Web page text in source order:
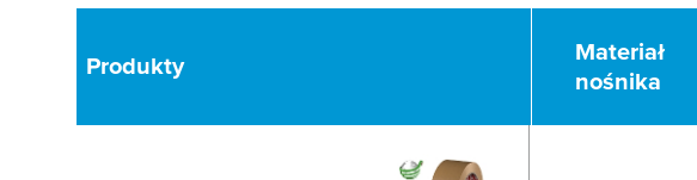
ZASTOSUJ
Produkty
Materiał
nośnika
Produkty
Materiał
nośnika